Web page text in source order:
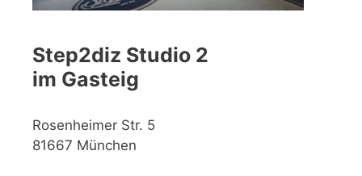
Step2diz Studio 2
im Gasteig
Rosenheimer Str. 5
81667 München